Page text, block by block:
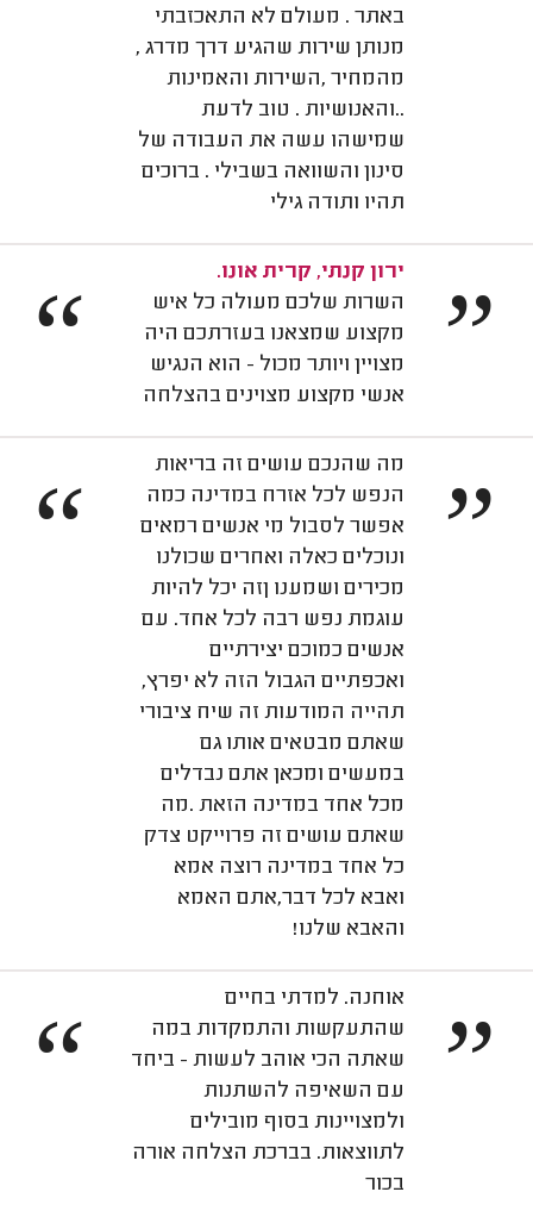
באתר . מעולם לא התאכזבתי
מנותן שירות שהגיע דרך מדרג ,
מהמחיר ,השירות והאמינות
..והאנושיות . טוב לדעת
שמישהו עשה את העבודה של
סינון והשוואה בשבילי . ברוכים
תהיו ותודה גילי
”
ירון קנתי, קרית אונו.
השרות שלכם מעולה כל איש
מקצוע שמצאנו בעזרתכם היה
מצויין ויותר מכול - הוא הנגיש
אנשי מקצוע מצוינים בהצלחה
“
”
מה שהנכם עושים זה בריאות
הנפש לכל אזרח במדינה כמה
אפשר לסבול מי אנשים רמאים
ונוכלים כאלה ואחרים שכולנו
מכירים ושמענו ןזה יכל להיות
עוגמת נפש רבה לכל אחד. עם
אנשים כמוכם יצירתיים
ואכפתיים הגבול הזה לא יפרץ,
תהייה המודעות זה שיח ציבורי
שאתם מבטאים אותו גם
במעשים ומכאן אתם נבדלים
מכל אחד במדינה הזאת .מה
שאתם עושים זה פרוייקט צדק
כל אחד במדינה רוצה אמא
ואבא לכל דבר,אתם האמא
והאבא שלנו!
“
”
אוחנה. למדתי בחיים
שהתעקשות והתמקדות במה
שאתה הכי אוהב לעשות - ביחד
עם השאיפה להשתנות
ולמצויינות בסוף מובילים
לתווצאות. בברכת הצלחה אורה
בכור
“